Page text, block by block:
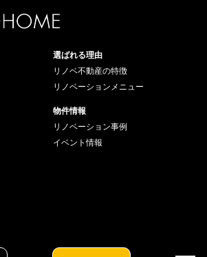
選ばれる理由
リノベ不動産の特徴
リノベーションメニュー
物件情報
リノベーション事例
イベント情報